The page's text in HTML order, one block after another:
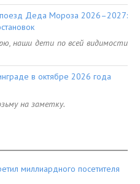
Деда Мороза 2026–2027:
наши дети по всей видимости
в октябре 2026 года
на заметку.
миллиардного посетителя